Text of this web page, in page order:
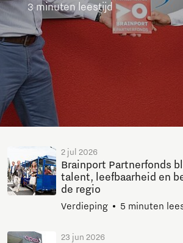
3 minuten leestijd
2 jul 2026
Brainport Partnerfonds
talent, leefbaarheid en
de regio
Verdieping 5 minuten
23 jun 2026